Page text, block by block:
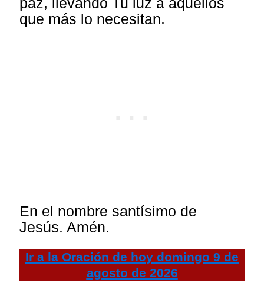
que más lo necesitan.
En el nombre santísimo de
Jesús. Amén.
Ir a la Oración de hoy domingo 9 de
agosto de 2026